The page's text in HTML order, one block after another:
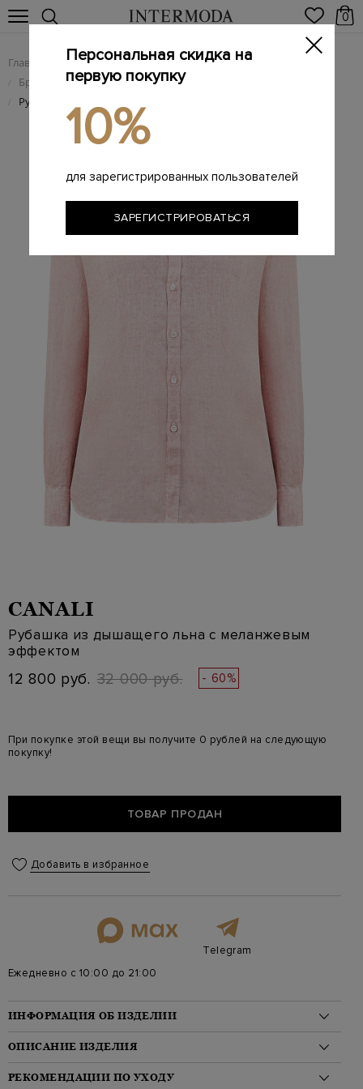
0
Главная Мужчинам / Одежда
/ Брендовые мужские рубашки
/ Рубашка из дышащего льна с меланжевым эффектом
CANALI
Рубашка из дышащего льна с меланжевым
эффектом
12 800 руб. 32 000 руб. - 60%
При покупке этой вещи вы получите 0 рублей на следующую
покупку!
ТОВАР ПРОДАН
Добавить в избранное
Telegram
Ежедневно с 10:00 до 21:00
ИНФОРМАЦИЯ ОБ ИЗДЕЛИИ
Материал: лен 100%
На модели: 184/100/70/98 на модели размер L
Стиль: Длинный рукав, Прямой крой, Однотонные
Цвет: Розовый
ОПИСАНИЕ ИЗДЕЛИЯ
Мужская рубашка от Canali выполнена из легкого льна с
РЕКОМЕНДАЦИИ ПО УХОДУ
Персональная скидка на
первую покупку
10%
для зарегистрированных пользователей
ЗАРЕГИСТРИРОВАТЬСЯ